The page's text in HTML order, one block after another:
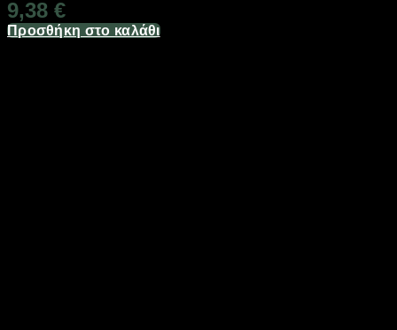
9,38 €
Προσθήκη στο καλάθι